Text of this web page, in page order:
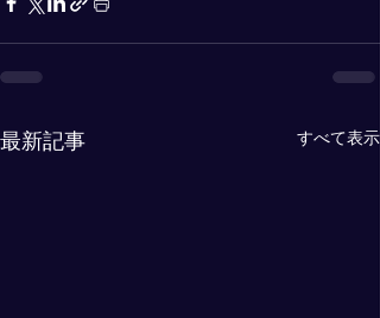
最新記事 すべて表示